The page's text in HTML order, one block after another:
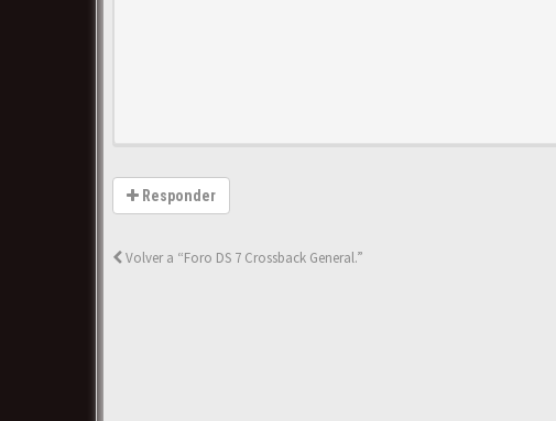
Responder
Volver a “Foro DS 7 Crossback General.”